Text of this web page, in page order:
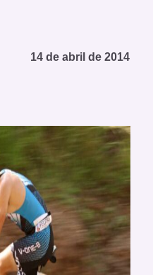
14 de abril de 2014